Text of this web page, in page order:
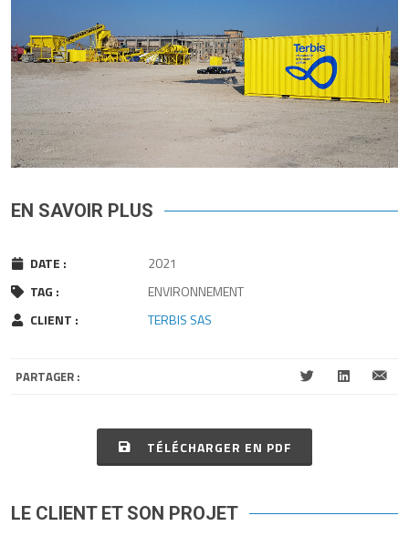
EN SAVOIR PLUS
DATE :
2021
TAG :
ENVIRONNEMENT
CLIENT :
TERBIS SAS
PARTAGER :
TÉLÉCHARGER EN PDF
LE CLIENT ET SON PROJET